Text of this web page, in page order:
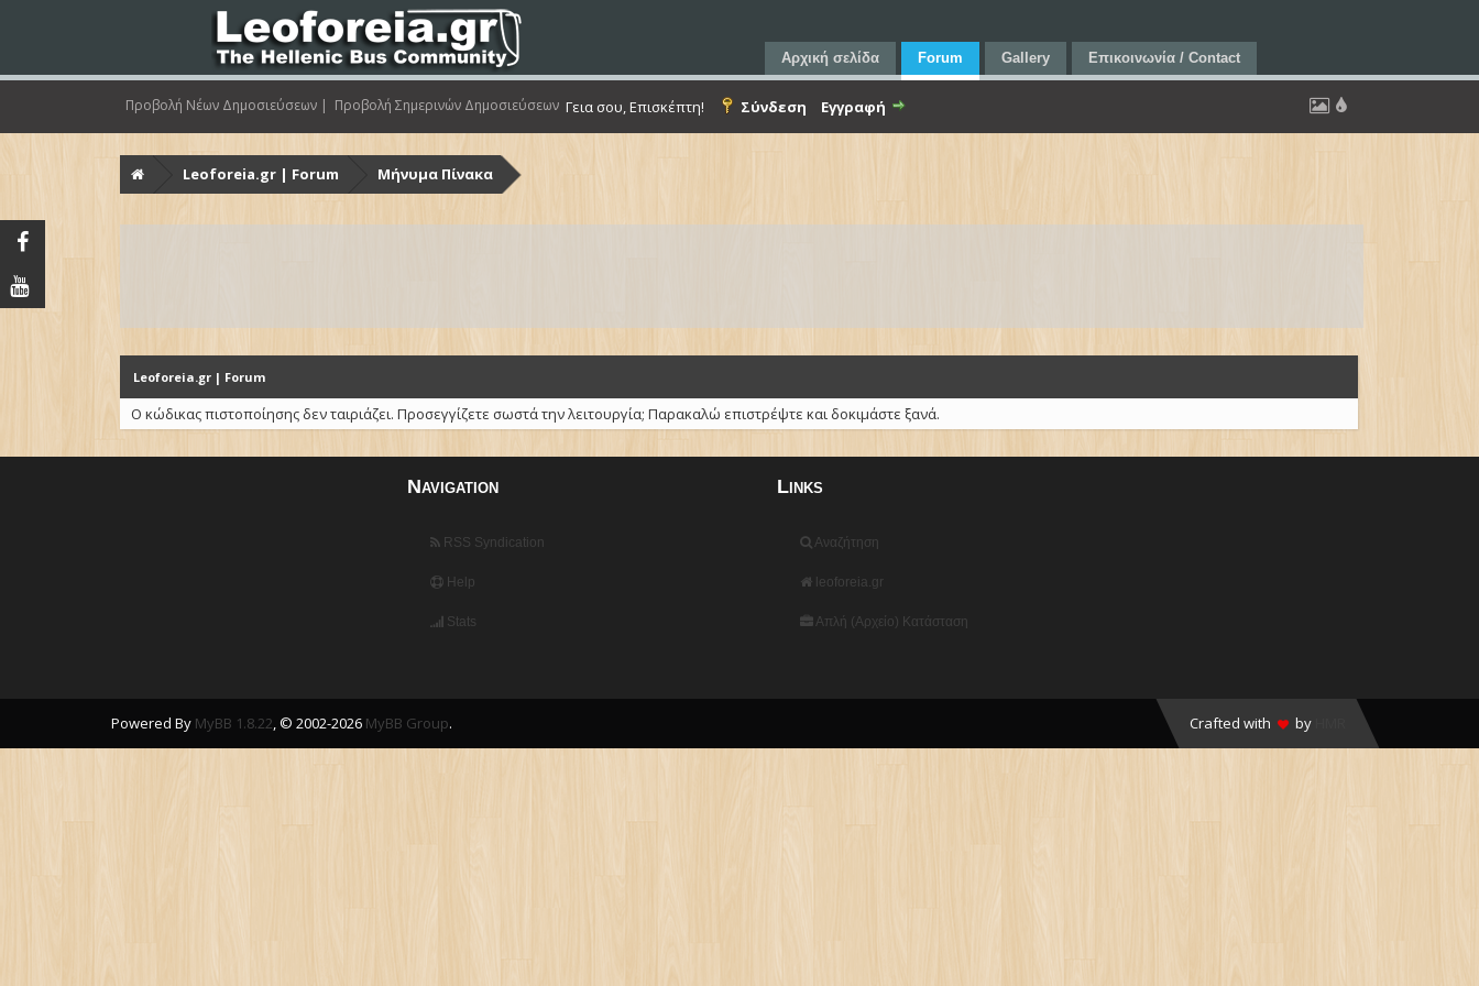
Αρχική σελίδα Forum Gallery Επικοινωνία / Contact
Προβολή Νέων Δημοσιεύσεων | Προβολή Σημερινών Δημοσιεύσεων Γεια σου, Επισκέπτη! Σύνδεση Εγγραφή
Leoforeia.gr | Forum Μήνυμα Πίνακα
Leoforeia.gr | Forum
Ο κώδικας πιστοποίησης δεν ταιριάζει. Προσεγγίζετε σωστά την λειτουργία; Παρακαλώ επιστρέψτε και δοκιμάστε ξανά.
Navigation
RSS Syndication
Help
Stats
Links
Αναζήτηση
leoforeia.gr
Απλή (Αρχείο) Κατάσταση
Powered By MyBB 1.8.22, © 2002-2026 MyBB Group. Crafted with by